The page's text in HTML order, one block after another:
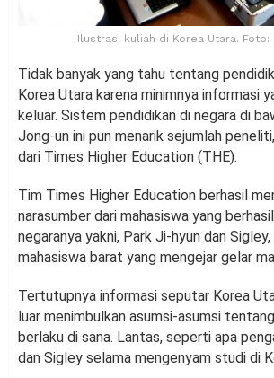
Ilustrasi kuliah di Korea Utara. Foto:
Tidak banyak yang tahu tentang
Korea Utara karena minimnya informasi
keluar. Sistem pendidikan di negara di
Jong-un ini pun menarik sejumlah
dari Times Higher Education (THE).
Tim Times Higher Education berhasil
narasumber dari mahasiswa yang
negaranya yakni, Park Ji-hyun dan
mahasiswa barat yang mengejar gelar
Tertutupnya informasi seputar Korea
luar menimbulkan asumsi-asumsi
berlaku di sana. Lantas, seperti apa
dan Sigley selama mengenyam studi di